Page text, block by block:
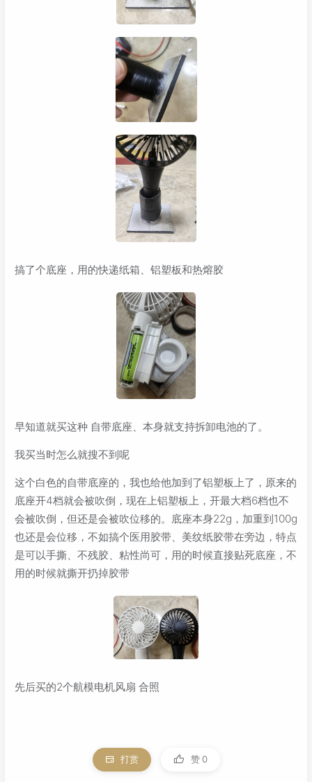
搞了个底座，用的快递纸箱、铝塑板和热熔胶
早知道就买这种 自带底座、本身就支持拆卸电池的了。
我买当时怎么就搜不到呢
这个白色的自带底座的，我也给他加到了铝塑板上了，原来的
底座开4档就会被吹倒，现在上铝塑板上，开最大档6档也不
会被吹倒，但还是会被吹位移的。底座本身22g，加重到100g
也还是会位移，不如搞个医用胶带、美纹纸胶带在旁边，特点
是可以手撕、不残胶、粘性尚可，用的时候直接贴死底座，不
用的时候就撕开扔掉胶带
先后买的2个航模电机风扇 合照
打赏 赞 0